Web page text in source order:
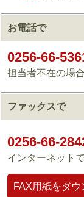
お電話で
0256-66-
担当者不在の場
ファックスで
0256-66-
インターネット
FAX用紙をダウ